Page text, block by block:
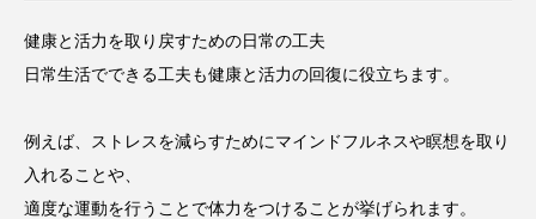
健康と活力を取り戻すための日常の工夫
日常生活でできる工夫も健康と活力の回復に役立ちます。
例えば、ストレスを減らすためにマインドフルネスや瞑想を取り
入れることや、
適度な運動を行うことで体力をつけることが挙げられます。